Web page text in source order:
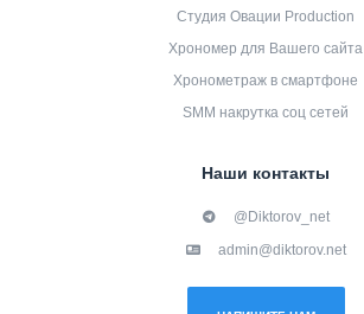
Студия Овации Production
Хрономер для Вашего сайта
Хронометраж в смартфоне
SMM накрутка соц сетей
Наши контакты
@Diktorov_net
admin@diktorov.net